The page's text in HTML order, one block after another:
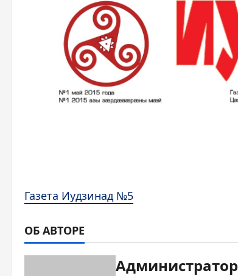
Газета Иудзинад №5
ОБ АВТОРЕ
Администратор